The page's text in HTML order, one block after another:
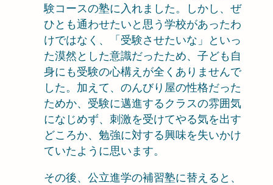
験コースの塾に入れました。しかし、ぜ
ひとも通わせたいと思う学校があったわ
けではなく、「受験させたいな」といっ
た漠然とした意識だったため、子ども自
身にも受験の心構えが全くありませんで
した。加えて、のんびり屋の性格だった
ためか、受験に邁進するクラスの雰囲気
になじめず、刺激を受けてやる気を出す
どころか、勉強に対する興味を失いかけ
ていたように思います。
その後、公立進学の補習塾に替えると、